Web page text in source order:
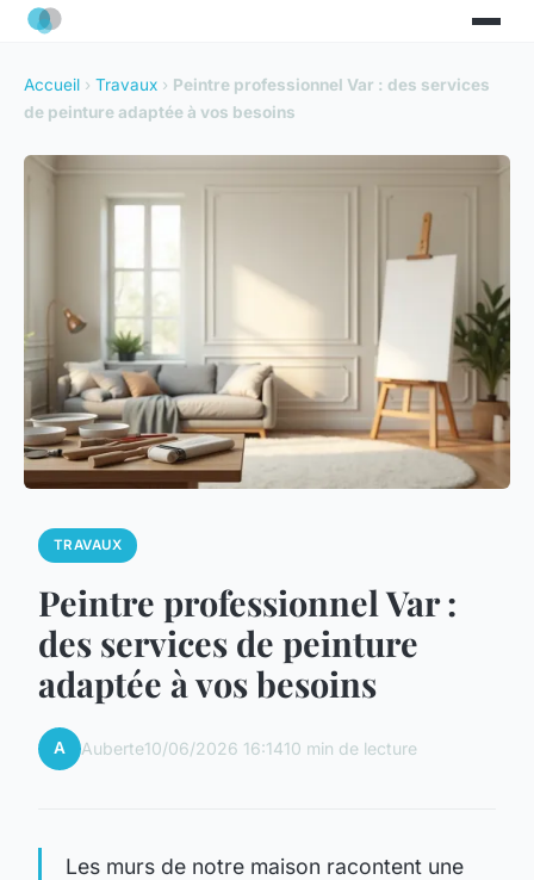
Accueil › Travaux › Peintre professionnel Var : des services
de peinture adaptée à vos besoins
TRAVAUX
Peintre professionnel Var :
des services de peinture
adaptée à vos besoins
A Auberte10/06/2026 16:1410 min de lecture
Les murs de notre maison racontent une